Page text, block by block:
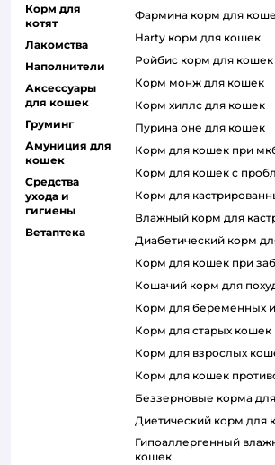
Корм для
котят
Лакомства
Наполнители
Аксессуары
для кошек
Груминг
Амуниция для
кошек
Средства
ухода и
гигиены
Ветаптека
фармина корм для
harty корм для кошек
ройбис корм для кошек
корм монж для кошек
корм хиллс для кошек
пурина оне для кошек
корм для кошек при
корм для кошек с
Корм для
влажный корм для
диабетический корм
корм для кошек при
кошачий корм для
корм для беременных
корм для старых кошек
корм для взрослых
корм для кошек
беззерновые корма
диетический корм для
гипоаллергенный влажный корм для
кошек